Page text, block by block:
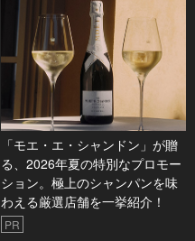
「モエ・エ・シャンドン」が贈
る、2026年夏の特別なプロモー
ション。極上のシャンパンを味
わえる厳選店舗を一挙紹介！
PR